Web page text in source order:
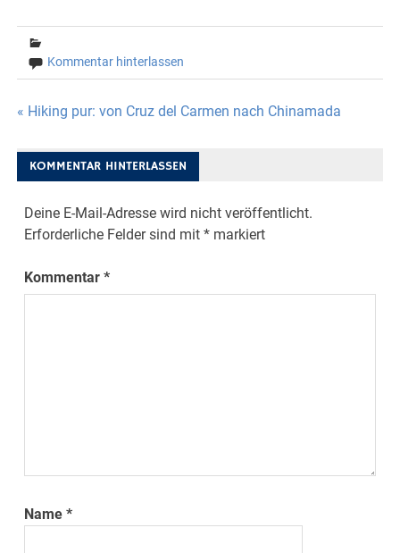
Kommentar hinterlassen
Beitragsnavigation
« Hiking pur: von Cruz del Carmen nach Chinamada
KOMMENTAR HINTERLASSEN
Deine E-Mail-Adresse wird nicht veröffentlicht.
Erforderliche Felder sind mit* markiert
Kommentar*
Name*